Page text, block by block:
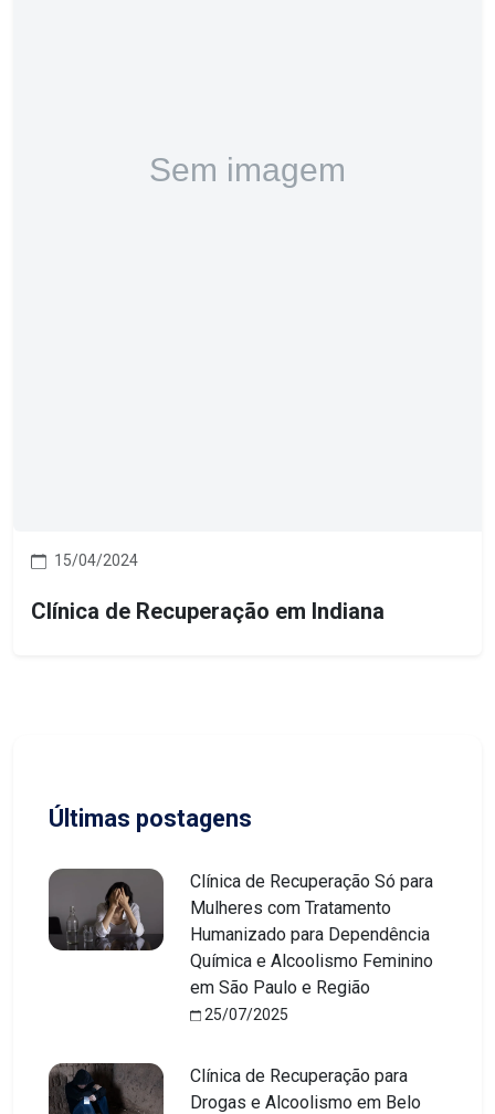
15/04/2024
Clínica de Recuperação em Indiana
Últimas postagens
Clínica de Recuperação Só para
Mulheres com Tratamento
Humanizado para Dependência
Química e Alcoolismo Feminino
em São Paulo e Região
25/07/2025
Clínica de Recuperação para
Drogas e Alcoolismo em Belo